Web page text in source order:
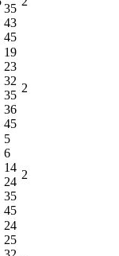
35
43
45
19
23
32
35
36
45
2
5
6
14
24
35
45
2
24
25